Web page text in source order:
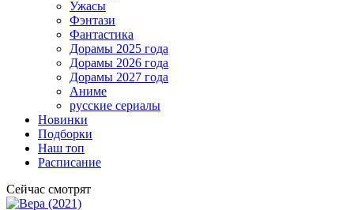
Ужасы
Фэнтази
Фантастика
Дорамы 2025 года
Дорамы 2026 года
Дорамы 2027 года
Аниме
русские сериалы
Новинки
Подборки
Наш топ
Расписание
Сейчас смотрят